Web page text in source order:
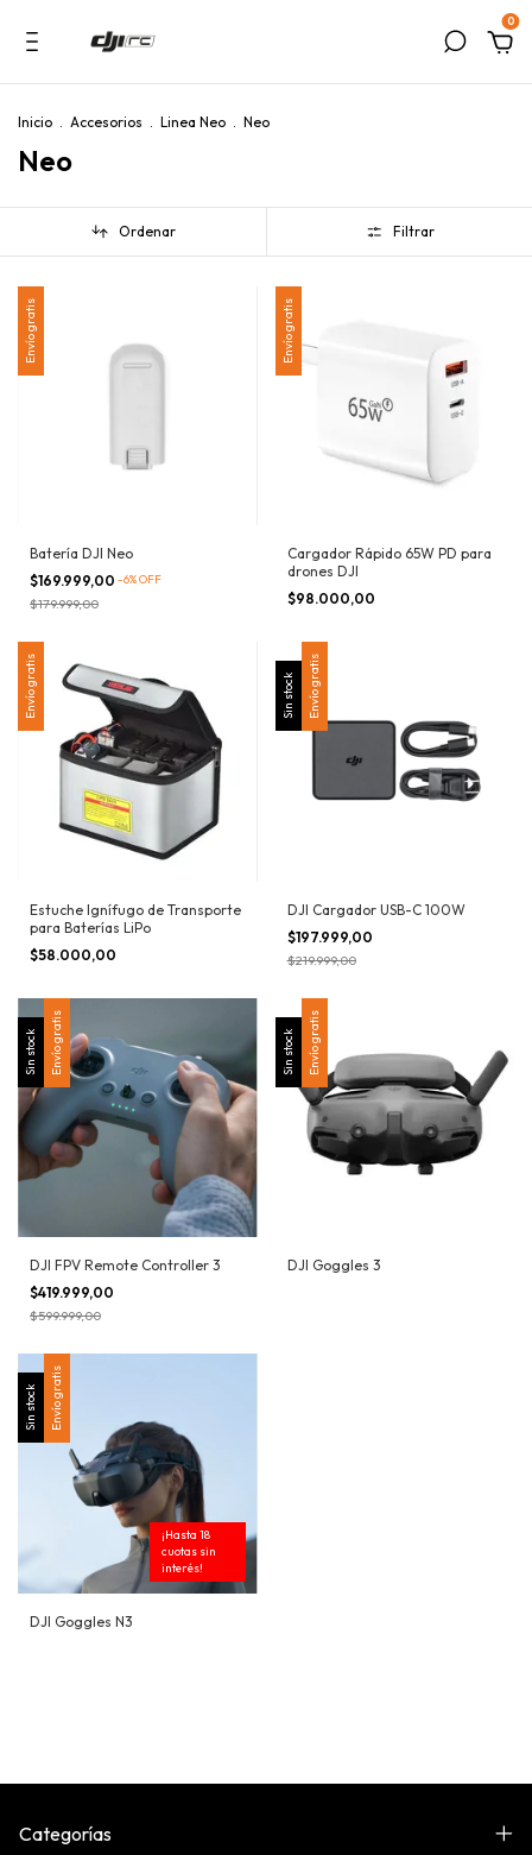
0
Inicio . Accesorios . Linea Neo . Neo
Neo
Ordenar Filtrar
Envío gratis
Batería DJI Neo
$169.999,00 -6%OFF
$179.999,00
Envío gratis
Cargador Rápido 65W PD para
drones DJI
$98.000,00
Envío gratis
Estuche Ignífugo de Transporte
para Baterías LiPo
$58.000,00
Sin stock Envío gratis
DJI Cargador USB-C 100W
$197.999,00
$219.999,00
Sin stock Envío gratis
DJI FPV Remote Controller 3
$419.999,00
$599.999,00
Sin stock Envío gratis
DJI Goggles 3
Sin stock Envío gratis
¡Hasta 18
cuotas sin
interés!
DJI Goggles N3
Categorías